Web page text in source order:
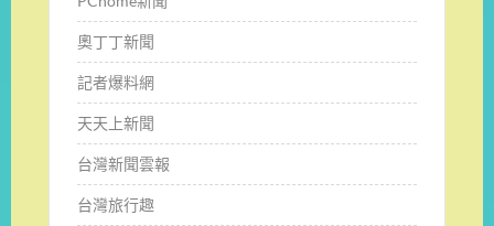
奧丁丁新聞
記者爆料網
天天上新聞
台灣新聞雲報
台灣旅行趣